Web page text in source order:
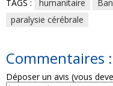
TAGS : humanitaire
paralysie cérébrale
Commentaires :
Déposer un avis (vous